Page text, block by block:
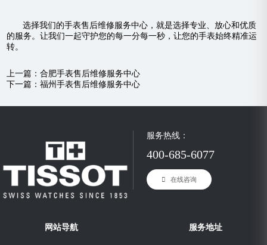
选择我们的手表售后维修服务中心，就是选择专业、放心和优质
的服务。让我们一起守护您的每一分每一秒，让您的手表始终精准运
转。
上一篇：合肥手表售后维修服务中心
下一篇：福州手表售后维修服务中心
服务热线：
400-685-6077
在线咨询
网站导航 服务地址